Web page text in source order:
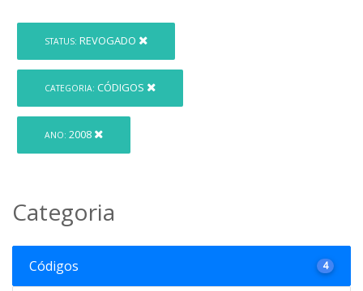
STATUS: REVOGADO
CATEGORIA: CÓDIGOS
ANO: 2008
Categoria
Códigos 4